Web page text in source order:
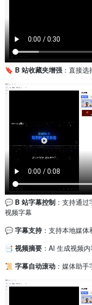
🔖 B 站收藏夹增强 ：直接
💬 B 站字幕控制 ：支持通
视频字幕
💬 字幕支持：支持本地媒体
📑 视频摘要 ：AI 生成视频
📜 字幕自动滚动 ：媒体助